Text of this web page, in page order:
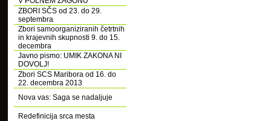
ZBORI SČS od 23. do 29.
septembra
Zbori samoorganiziranih četrtnih
in krajevnih skupnosti 9. do 15.
decembra
Javno pismo: UMIK ZAKONA NI
DOVOLJ!
Zbori SCS Maribora od 16. do
22. decembra 2013
Nova vas: Saga se nadaljuje
Redefinicija srca mesta